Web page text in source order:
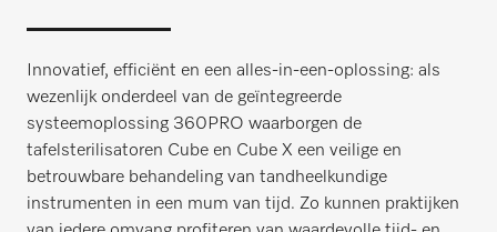
Innovatief, efficiënt en een alles-in-een-oplossing: als
wezenlijk onderdeel van de geïntegreerde
systeemoplossing 360PRO waarborgen de
tafelsterilisatoren Cube en Cube X een veilige en
betrouwbare behandeling van tandheelkundige
instrumenten in een mum van tijd. Zo kunnen praktijken